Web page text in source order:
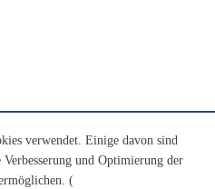
verwendet. Einige davon sind
und Optimierung der
(